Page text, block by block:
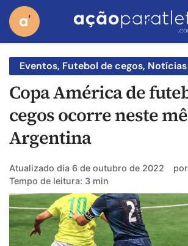
Eventos, Futebol de cegos, Notícias
Copa América de
cegos ocorre neste
Argentina
Atualizado dia 6 de outubro de 2022 por
Tempo de leitura: 3 min